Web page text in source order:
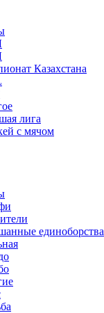
Казахстана
лига
с мячом
единоборства